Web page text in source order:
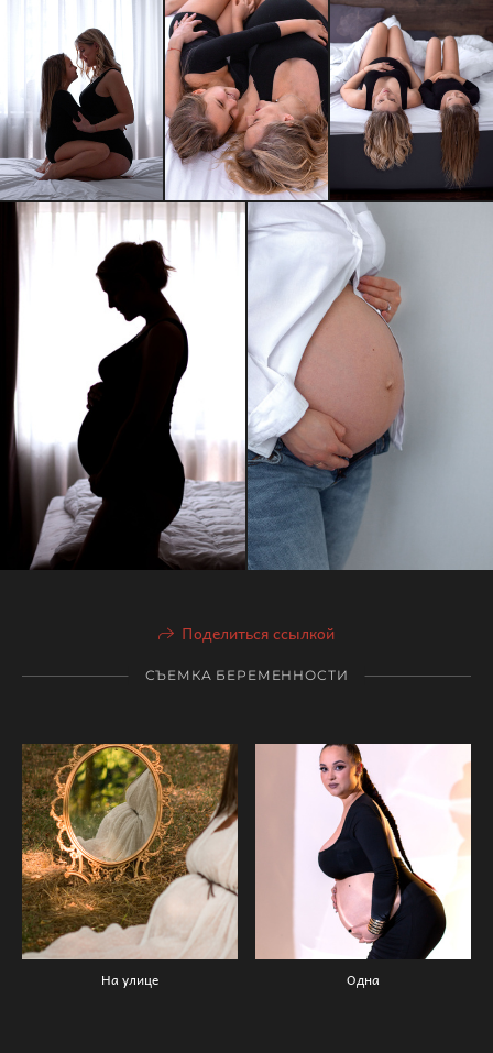
Поделиться ссылкой
СЪЕМКА БЕРЕМЕННОСТИ
На улице Одна